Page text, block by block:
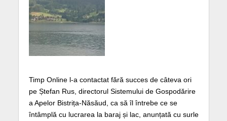
Timp Online l-a contactat fără succes de câteva ori
pe Ștefan Rus, directorul Sistemului de Gospodărire
a Apelor Bistrița-Năsăud, ca să îl întrebe ce se
întâmplă cu lucrarea la baraj și lac, anunțată cu surle